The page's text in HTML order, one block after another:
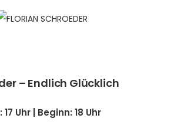
– Endlich Glücklich
Uhr | Beginn: 18 Uhr